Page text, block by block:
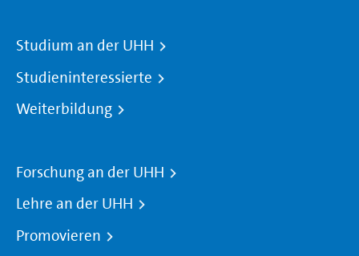
Studium an der UHH
Studieninteressierte
Weiterbildung
Forschung an der UHH
Lehre an der UHH
Promovieren